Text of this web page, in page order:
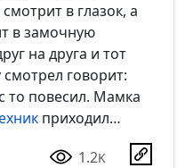
в глазок, а
в замочную
на друга и тот
говорит:
то повесил. Мамка
приходил…
1.2K